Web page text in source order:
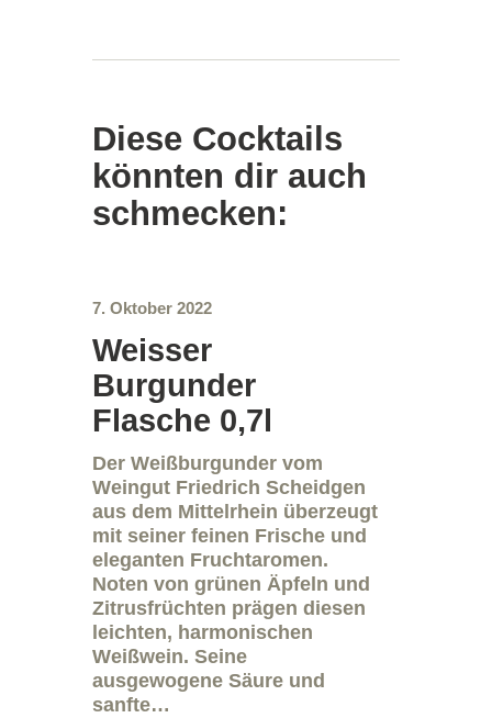
Diese Cocktails
könnten dir auch
schmecken:
7. Oktober 2022
Weisser
Burgunder
Flasche 0,7l
Der Weißburgunder vom
Weingut Friedrich Scheidgen
aus dem Mittelrhein überzeugt
mit seiner feinen Frische und
eleganten Fruchtaromen.
Noten von grünen Äpfeln und
Zitrusfrüchten prägen diesen
leichten, harmonischen
Weißwein. Seine
ausgewogene Säure und
sanfte…